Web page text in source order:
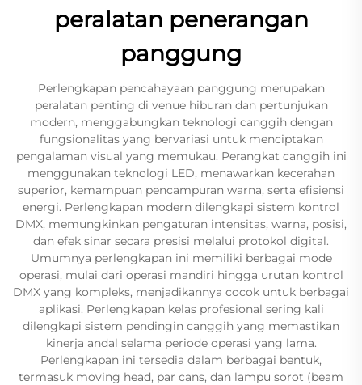
peralatan penerangan
panggung
Perlengkapan pencahayaan panggung merupakan
peralatan penting di venue hiburan dan pertunjukan
modern, menggabungkan teknologi canggih dengan
fungsionalitas yang bervariasi untuk menciptakan
pengalaman visual yang memukau. Perangkat canggih ini
menggunakan teknologi LED, menawarkan kecerahan
superior, kemampuan pencampuran warna, serta efisiensi
energi. Perlengkapan modern dilengkapi sistem kontrol
DMX, memungkinkan pengaturan intensitas, warna, posisi,
dan efek sinar secara presisi melalui protokol digital.
Umumnya perlengkapan ini memiliki berbagai mode
operasi, mulai dari operasi mandiri hingga urutan kontrol
DMX yang kompleks, menjadikannya cocok untuk berbagai
aplikasi. Perlengkapan kelas profesional sering kali
dilengkapi sistem pendingin canggih yang memastikan
kinerja andal selama periode operasi yang lama.
Perlengkapan ini tersedia dalam berbagai bentuk,
termasuk moving head, par cans, dan lampu sorot (beam